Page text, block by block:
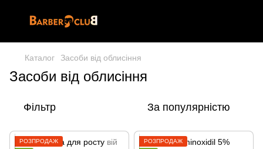
Каталог Засоби від облисіння
Засоби від облисіння
Фільтр За популярністю
РОЗПРОДАЖ
РОЗПРОДАЖ